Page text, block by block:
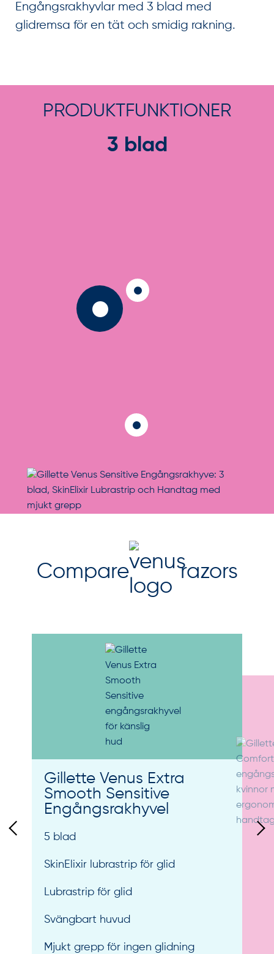
Engångsrakhyvlar med 3 blad med
glidremsa för en tät och smidig rakning.
PRODUKTFUNKTIONER
3 blad
Compare razors
Gillette Venus Extra
Smooth Sensitive
Engångsrakhyvel
5 blad
SkinElixir lubrastrip för glid
Lubrastrip för glid
Svängbart huvud
Mjukt grepp för ingen glidning